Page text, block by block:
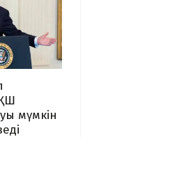
мүмкін